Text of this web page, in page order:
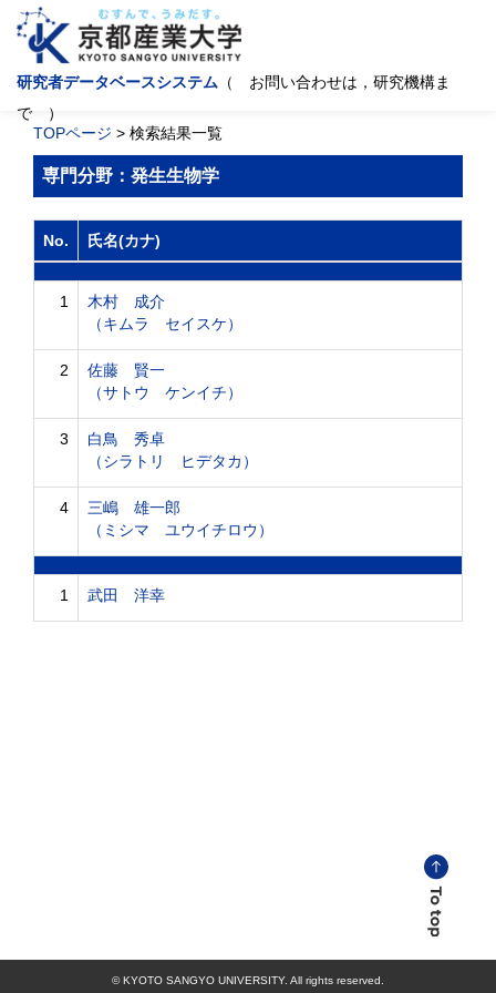
研究者データベースシステム （ お問い合わせは，研究機構ま
で ）
TOPページ > 検索結果一覧
専門分野：発生生物学
No. 氏名(カナ)
1
木村 成介
（キムラ セイスケ）
2
佐藤 賢一
（サトウ ケンイチ）
3
白鳥 秀卓
（シラトリ ヒデタカ）
4
三嶋 雄一郎
（ミシマ ユウイチロウ）
1 武田 洋幸
© KYOTO SANGYO UNIVERSITY. All rights reserved.